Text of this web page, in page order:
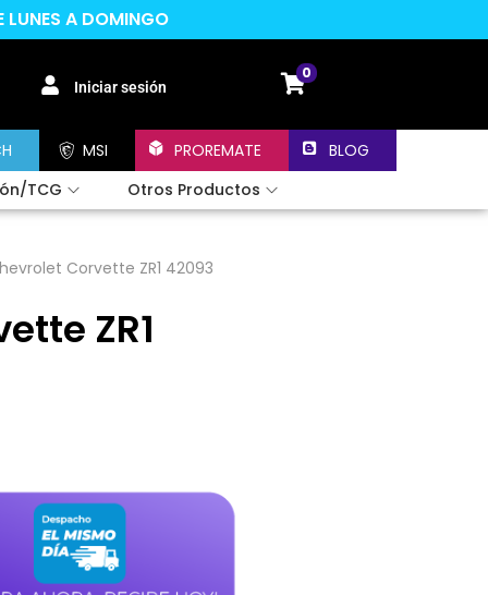
LUNES A DOMINGO
Iniciar sesión
0
MSI PROREMATE
BLOG
TCG
Otros Productos
Corvette ZR1 42093
ZR1